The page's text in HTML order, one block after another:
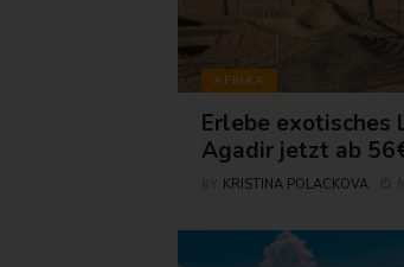
AFRIKA
Erlebe exotisches
Agadir jetzt ab
KRISTINA POLACKOVA